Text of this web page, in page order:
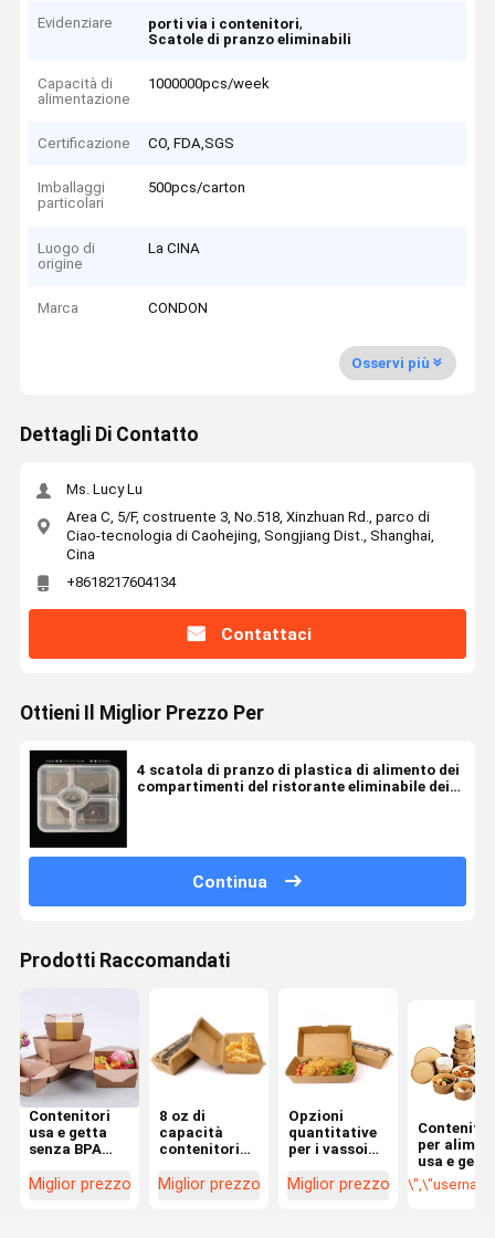
Evidenziare porti via i contenitori,
Scatole di pranzo eliminabili
Capacità di
alimentazione
1000000pcs/week
Certificazione CO, FDA,SGS
Imballaggi
particolari
500pcs/carton
Luogo di
origine
La CINA
Marca CONDON
Osservi più
Dettagli Di Contatto
Ms. Lucy Lu
Area C, 5/F, costruente 3, No.518, Xinzhuan Rd., parco di
Ciao-tecnologia di Caohejing, Songjiang Dist., Shanghai,
Cina
+8618217604134
Contattaci
Ottieni Il Miglior Prezzo Per
4 scatola di pranzo di plastica di alimento dei
compartimenti del ristorante eliminabile dei
Continua
Prodotti Raccomandati
Contenitori
usa e getta
senza BPA
l'imballaggio
Miglior prezzo
8 oz di
capacità
contenitori
usa e getta
Miglior prezzo
Opzioni
quantitative
per i vassoi
privi di BPA in
Miglior prezzo
per
usa e getta
con
coperchio